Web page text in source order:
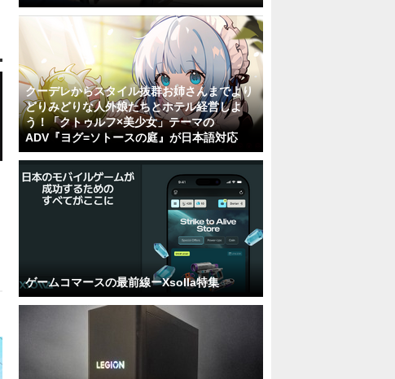
クーデレからスタイル抜群お姉さんまでより
どりみどりな人外娘たちとホテル経営しよ
う！「クトゥルフ×美少女」テーマの
ADV『ヨグ=ソトースの庭』が日本語対応
ゲームコマースの最前線ーXsolla特集